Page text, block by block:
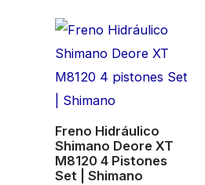
de
producto
Freno Hidráulico
Shimano Deore XT
M8120 4 Pistones
Set | Shimano